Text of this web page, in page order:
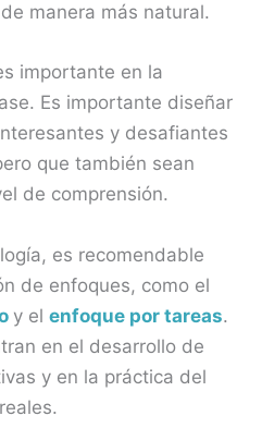
manera más natural.
importante en la
Es importante diseñar
y desafiantes
que también sean
de comprensión.
es recomendable
de enfoques, como el
y elenfoque por tareas.
en el desarrollo de
y en la práctica del